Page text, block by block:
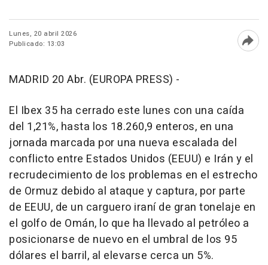
Lunes, 20 abril 2026
Publicado: 13:03
MADRID 20 Abr. (EUROPA PRESS) -
El Ibex 35 ha cerrado este lunes con una caída
del 1,21%, hasta los 18.260,9 enteros, en una
jornada marcada por una nueva escalada del
conflicto entre Estados Unidos (EEUU) e Irán y el
recrudecimiento de los problemas en el estrecho
de Ormuz debido al ataque y captura, por parte
de EEUU, de un carguero iraní de gran tonelaje en
el golfo de Omán, lo que ha llevado al petróleo a
posicionarse de nuevo en el umbral de los 95
dólares el barril, al elevarse cerca un 5%.